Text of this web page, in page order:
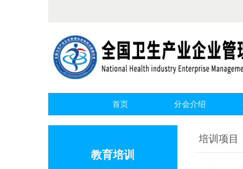
首页 分会介绍
教育培训
培训项目